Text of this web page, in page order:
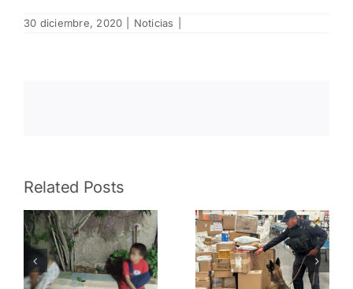
30 diciembre, 2020 Noticias
Related PostsDetecta
paquete
sospechoso
durante
inspecciones
Asegura
FRIZ
vehículo